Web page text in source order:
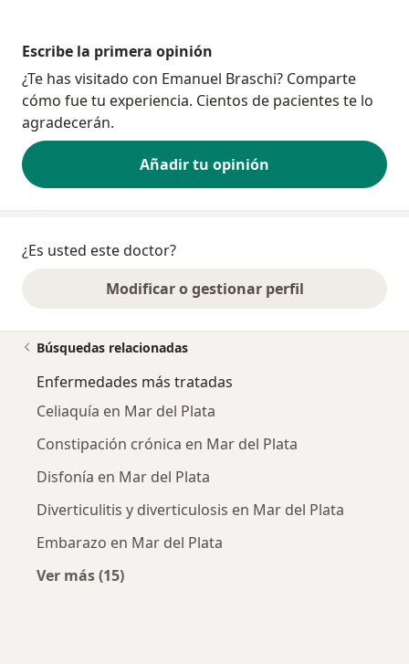
Escribe la primera opinión
¿Te has visitado con Emanuel Braschi? Comparte
cómo fue tu experiencia. Cientos de pacientes te lo
agradecerán.
Añadir tu opinión
¿Es usted este doctor?
Modificar o gestionar perfil
Búsquedas relacionadas
Enfermedades más tratadas
Celiaquía en Mar del Plata
Constipación crónica en Mar del Plata
Disfonía en Mar del Plata
Diverticulitis y diverticulosis en Mar del Plata
Embarazo en Mar del Plata
Ver más (15)